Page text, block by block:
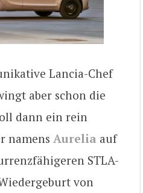
Lancia-Chef
aber schon die
dann ein rein
namens Aurelia auf
STLA-
von